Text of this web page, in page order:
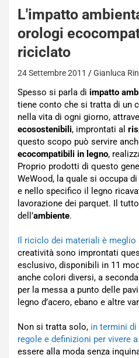
L'impatto
orologi
riciclato
24 Settembre 2011 Gianluca
Spesso si parla di impatto
tiene conto che si tratta di un
nella vita di ogni giorno,
ecosostenibili, improntati al
questo scopo può servire
ecocompatibili in legno,
Proprio prodotti di questo
WeWood, la quale si occupa
e nello specifico il legno
lavorazione dei parquet. Il
dell’ambiente.
Il riciclo dei materiali è meglio
creatività sono improntati
esclusivo, disponibili in 11
anche colori diversi, a
per la messa a punto delle
legno d’acero, ebano e altre
Non si tratta solo, in termini
regole e definizioni per vivere
essere alla moda senza